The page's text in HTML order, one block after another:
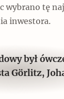
wybrano tę
inwestora.
był
Görlitz,